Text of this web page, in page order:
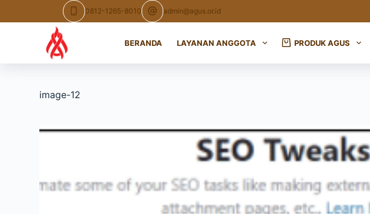
to
0812-1265-8010 admin@agus.or.id
BERANDA LAYANAN ANGGOTA PRODUK AGUS
image-12